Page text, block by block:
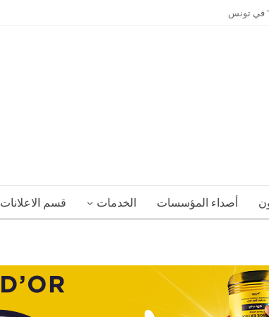
في تونس
أصداء المؤسسات الخدمات قسم الاعلانات